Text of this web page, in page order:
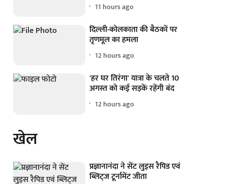
11 hours ago
दिल्ली-कोलकाता की बैठकों पर
तृणमूल का हमला
12 hours ago
'हर घर तिरंगा' यात्रा के चलते 10
अगस्त को कई सड़कें रहेंगी बंद
12 hours ago
खेल
प्रज्ञानानंदा ने सेंट लुइस रैपिड एवं
ब्लिट्ज टूर्नामेंट जीता